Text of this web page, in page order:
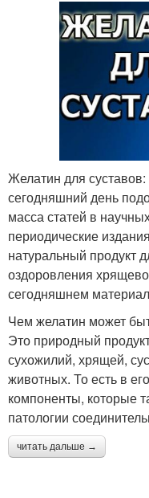
Желатин для
сегодняшний день
масса статей в
периодические
натуральный продукт
оздоровления
сегодняшнем
Чем желатин может
Это природный
сухожилий, хрящей,
животных. То есть в
компоненты, которые
патологии
читать дальше →